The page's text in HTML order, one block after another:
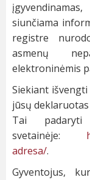
siunčiama
registre
asmenų
elektroninėmis
Siekiant
jūsų
Tai
svetainėje:
adresa/.
Gyventojus,